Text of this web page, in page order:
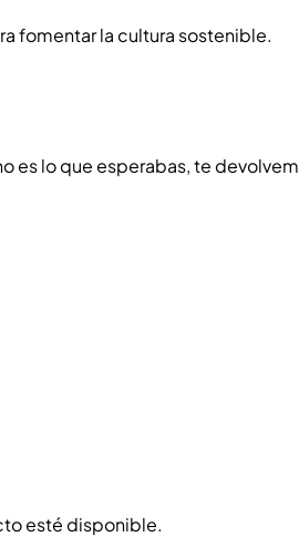
fomentar la cultura sostenible.
es lo que esperabas, te
esté disponible.